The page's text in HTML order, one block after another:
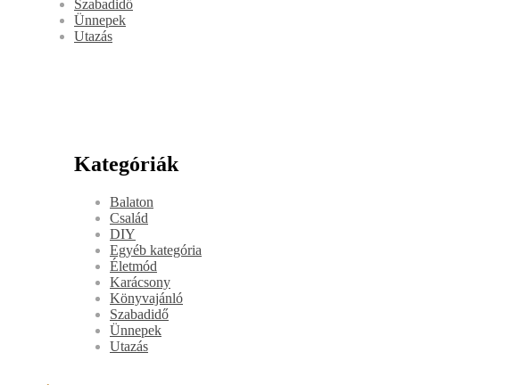
Szabadidő
Ünnepek
Utazás
Kategóriák
Balaton
Család
DIY
Egyéb kategória
Életmód
Karácsony
Könyvajánló
Szabadidő
Ünnepek
Utazás